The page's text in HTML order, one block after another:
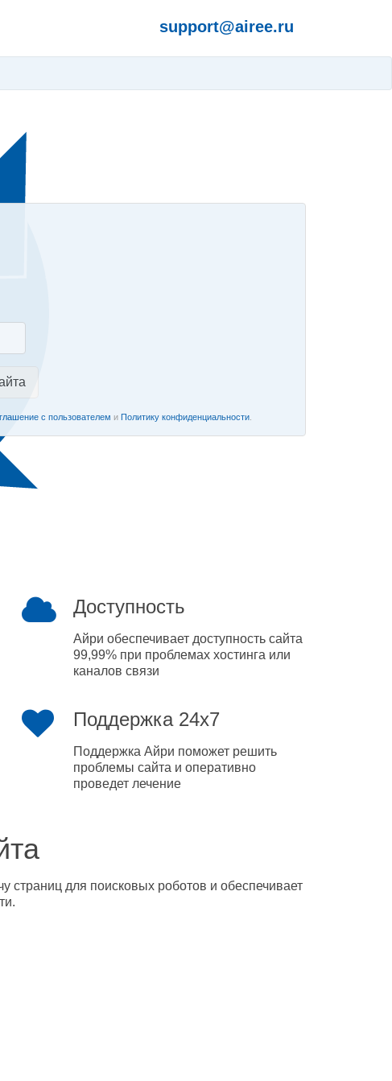
support@airee.ru
с пользователем и Политику конфиденциальности.
Доступность
Айри обеспечивает доступность сайта
99,99% при проблемах хостинга или
каналов связи
Поддержка 24x7
Поддержка Айри поможет решить
проблемы сайта и оперативно
проведет лечение
страниц для поисковых роботов и обеспечивает